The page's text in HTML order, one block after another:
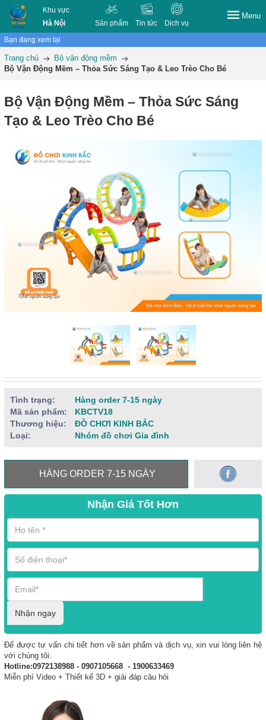
Khu vực
Hà Nội
Sản phẩm Tin tức Dịch vụ
Menu
Bạn đang xem tại
Trang chủ
Bộ vận động mềm
Bộ Vận Động Mềm – Thỏa Sức Sáng Tạo & Leo Trèo Cho Bé
Bộ Vận Động Mềm – Thỏa Sức Sáng
Tạo & Leo Trèo Cho Bé
Tình trạng:
Hàng order 7-15 ngày
Mã sản phẩm:
KBCTV18
Thương hiệu:
ĐỒ CHƠI KINH BẮC
Loại:
Nhóm đồ chơi Gia đình
HÀNG ORDER 7-15 NGÀY
Nhận Giá Tốt Hơn
Nhận ngay
Để được tư vấn chi tiết hơn về sản phẩm và dịch vụ, xin vui lòng liên hệ
với chúng tôi:
Hotline:0972138988 - 0907105668 - 1900633469
Miễn phí Video + Thiết kế 3D + giải đáp câu hỏi